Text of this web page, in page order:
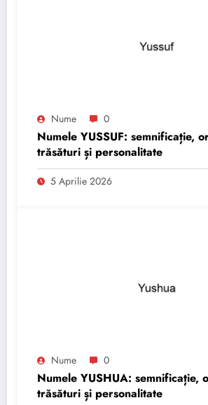
Nume 0
Numele YUSSUF: semnificație,
trăsături și personalitate
5 Aprilie 2026
Nume 0
Numele YUSHUA: semnificație,
trăsături și personalitate